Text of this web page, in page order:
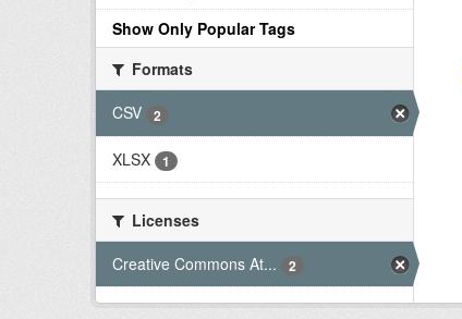
Show Only Popular Tags
Formats
CSV
2
XLSX 1
Licenses
Creative Commons At...
2